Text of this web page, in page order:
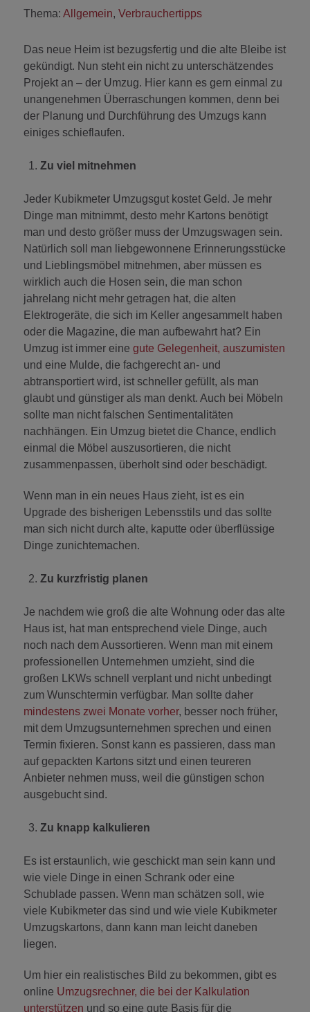
Thema: Allgemein, Verbrauchertipps
Das neue Heim ist bezugsfertig und die alte Bleibe ist
gekündigt. Nun steht ein nicht zu unterschätzendes
Projekt an – der Umzug. Hier kann es gern einmal zu
unangenehmen Überraschungen kommen, denn bei
der Planung und Durchführung des Umzugs kann
einiges schieflaufen.
Zu viel mitnehmen
Jeder Kubikmeter Umzugsgut kostet Geld. Je mehr
Dinge man mitnimmt, desto mehr Kartons benötigt
man und desto größer muss der Umzugswagen sein.
Natürlich soll man liebgewonnene Erinnerungsstücke
und Lieblingsmöbel mitnehmen, aber müssen es
wirklich auch die Hosen sein, die man schon
jahrelang nicht mehr getragen hat, die alten
Elektrogeräte, die sich im Keller angesammelt haben
oder die Magazine, die man aufbewahrt hat? Ein
Umzug ist immer eine gute Gelegenheit, auszumisten
und eine Mulde, die fachgerecht an- und
abtransportiert wird, ist schneller gefüllt, als man
glaubt und günstiger als man denkt. Auch bei Möbeln
sollte man nicht falschen Sentimentalitäten
nachhängen. Ein Umzug bietet die Chance, endlich
einmal die Möbel auszusortieren, die nicht
zusammenpassen, überholt sind oder beschädigt.
Wenn man in ein neues Haus zieht, ist es ein
Upgrade des bisherigen Lebensstils und das sollte
man sich nicht durch alte, kaputte oder überflüssige
Dinge zunichtemachen.
Zu kurzfristig planen
Je nachdem wie groß die alte Wohnung oder das alte
Haus ist, hat man entsprechend viele Dinge, auch
noch nach dem Aussortieren. Wenn man mit einem
professionellen Unternehmen umzieht, sind die
großen LKWs schnell verplant und nicht unbedingt
zum Wunschtermin verfügbar. Man sollte daher
mindestens zwei Monate vorher, besser noch früher,
mit dem Umzugsunternehmen sprechen und einen
Termin fixieren. Sonst kann es passieren, dass man
auf gepackten Kartons sitzt und einen teureren
Anbieter nehmen muss, weil die günstigen schon
ausgebucht sind.
Zu knapp kalkulieren
Es ist erstaunlich, wie geschickt man sein kann und
wie viele Dinge in einen Schrank oder eine
Schublade passen. Wenn man schätzen soll, wie
viele Kubikmeter das sind und wie viele Kubikmeter
Umzugskartons, dann kann man leicht daneben
liegen.
Um hier ein realistisches Bild zu bekommen, gibt es
online Umzugsrechner, die bei der Kalkulation
unterstützen und so eine gute Basis für die